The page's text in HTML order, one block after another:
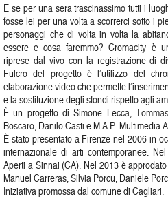
E se per una sera trascinassimo tutti i
fosse lei per una volta a scorrerci sotto i
personaggi che di volta in volta la
essere e cosa faremmo? Cromacity è
riprese dal vivo con la registrazione di
Fulcro del progetto è l’utilizzo del
elaborazione video che permette
e la sostituzione degli sfondi rispetto agli
È un progetto di Simone Lecca,
Boscaro, Danilo Casti e M.A.P. Multimedia
È stato presentato a Firenze nel 2006 in
internazionale di arti contemporanee.
Aperti a Sinnai (CA). Nel 2013 è
Manuel Carreras, Silvia Porcu, Daniele
Iniziativa promossa dal comune di Cagliari.